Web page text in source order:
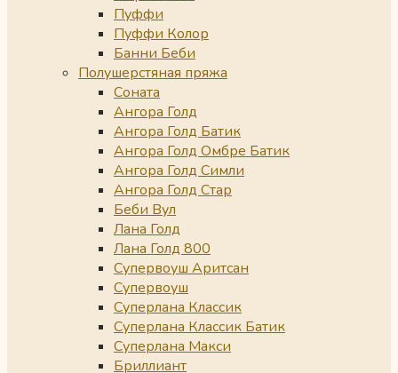
Пуффи
Пуффи Колор
Банни Беби
Полушерстяная пряжа
Соната
Ангора Голд
Ангора Голд Батик
Ангора Голд Омбре Батик
Ангора Голд Симли
Ангора Голд Стар
Беби Вул
Лана Голд
Лана Голд 800
Супервоуш Аритсан
Супервоуш
Суперлана Классик
Суперлана Классик Батик
Суперлана Макси
Бриллиант